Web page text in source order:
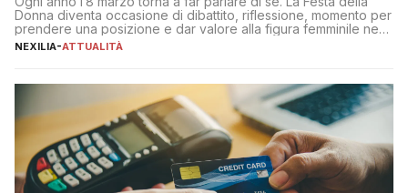
Donna diventa occasione di dibattito, riflessione, momento per
prendere una posizione e dar valore alla figura femminile nella
sua complessità e crucialità. A lanciare un messaggio “forte e
NEXILIA-ATTUALITÀ